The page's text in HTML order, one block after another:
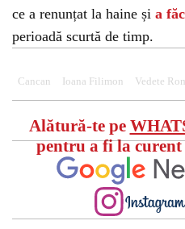
ce a renunțat la haine și a
perioadă scurtă de timp.
Cancan Ioana Filimon Vedete
Alătură-te pe
pentru a fi la